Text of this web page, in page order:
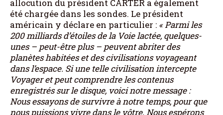
allocution du président CARTER a également
été chargée dans les sondes. Le président
américain y déclare en particulier : «Parmi les
200 milliards d’étoiles de la Voie lactée, quelques-
unes – peut-être plus – peuvent abriter des
planètes habitées et des civilisations voyageant
dans l’espace. Si une telle civilisation intercepte
Voyager et peut comprendre les contenus
enregistrés sur le disque, voici notre message :
Nous essayons de survivre à notre temps, pour que
nous puissions vivre dans le vôtre. Nous espérons